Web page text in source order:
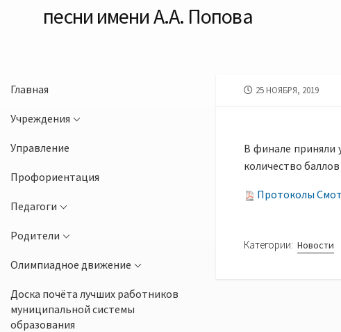
песни имени А.А. Попова
Главная
Учреждения
Управление
Профориентация
Педагоги
Родители
Олимпиадное движение
Доска почёта лучших работников
муниципальной системы
образования
ДАТА
25 НОЯБРЯ, 2019
В финале приняли
количество
Протоколы
Категории: Новости